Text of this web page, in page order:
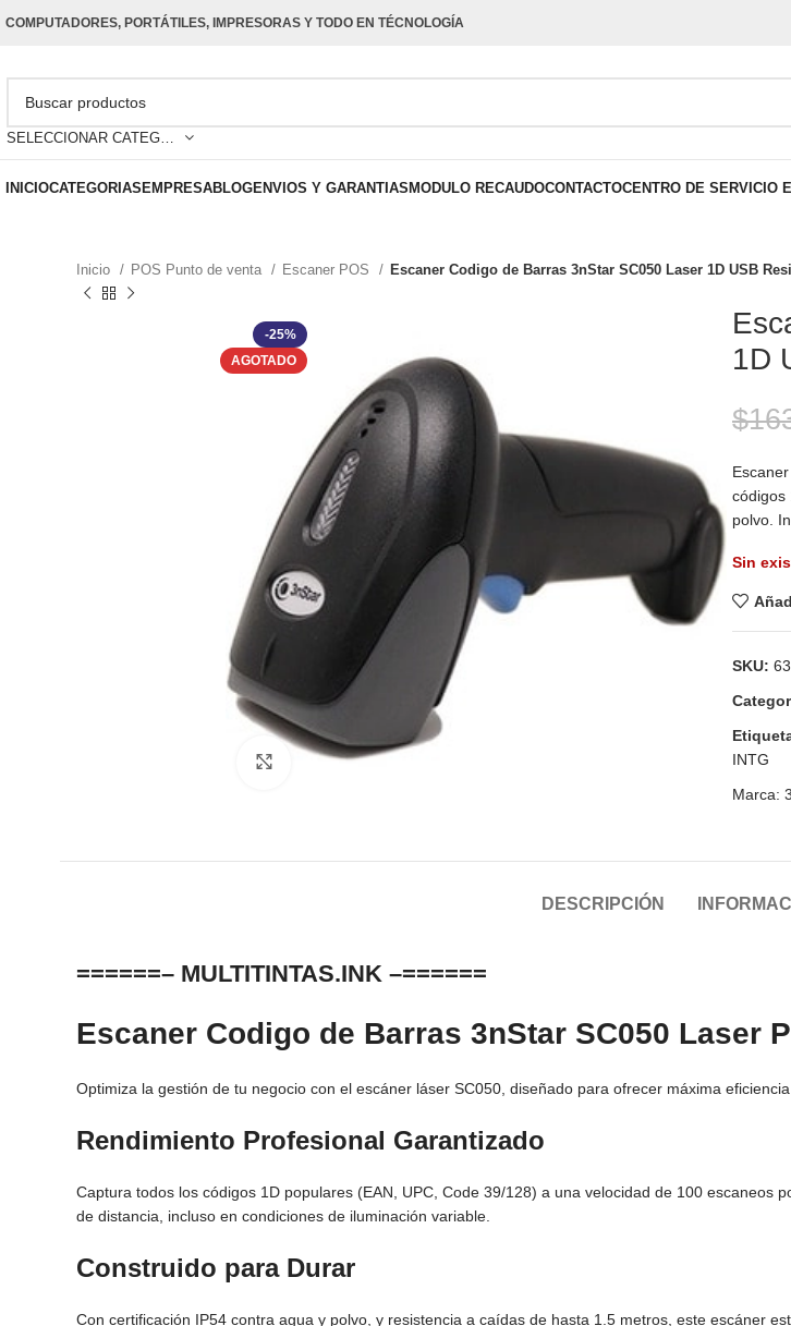
COMPUTADORES, PORTÁTILES, IMPRESORAS Y TODO EN TÉCNOLOGÍA
SELECCIONAR CATEGORÍA
INICIOCATEGORIASEMPRESABLOGENVIOS Y GARANTIASMODULO RECAUDOCONTACTOCENTRO DE SERVICIO
Inicio POS Punto de venta Escaner POS Escaner Codigo de Barras 3nStar SC050 Laser 1D USB
-25%
AGOTADO
Clic para ampliar
1D
$
códigos
polvo.
Sin
SKU:
INTG
Marca:
DESCRIPCIÓN
======– MULTITINTAS.INK –======
Escaner Codigo de Barras 3nStar SC050 Laser
Optimiza la gestión de tu negocio con el escáner láser SC050, diseñado para ofrecer máxima
Rendimiento Profesional Garantizado
Captura todos los códigos 1D populares (EAN, UPC, Code 39/128) a una velocidad de 100
de distancia, incluso en condiciones de iluminación variable.
Construido para Durar
Con certificación IP54 contra agua y polvo, y resistencia a caídas de hasta 1.5 metros, este escáner